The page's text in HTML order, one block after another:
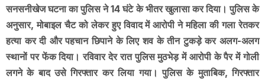
सनसनीखेज घटना का पुलिस ने 14 घंटे के भीतर खुलासा कर दिया। पुलिस के
अनुसार, मोबाइल चैट को लेकर हुए विवाद में आरोपी ने महिला की गला रेतकर
हत्या कर दी और पहचान छिपाने के लिए शव के तीन टुकड़े कर अलग-अलग
स्थानों पर फेंक दिया। रविवार देर रात पुलिस मुठभेड़ में आरोपी के पैर में गोली
लगने के बाद उसे गिरफ्तार कर लिया गया। पुलिस के मुताबिक, गिरफ्तार